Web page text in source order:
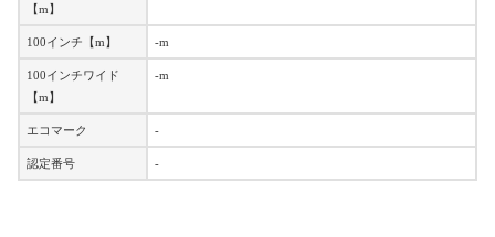
【m】
100インチ【m】 -m
100インチワイド
【m】
-m
エコマーク -
認定番号 -